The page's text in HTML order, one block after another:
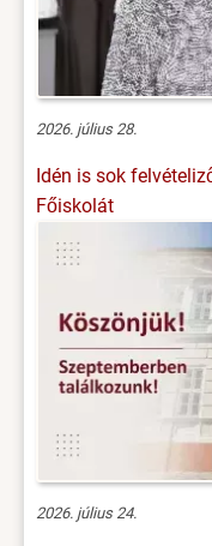
2026. július 28.
Idén is sok
Főiskolát
2026. július 24.